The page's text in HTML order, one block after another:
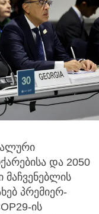
და 2050
მაჩვენებლის
პრემიერ-
ის